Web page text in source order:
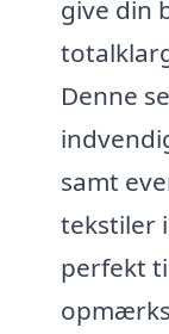
give din
Denne
samt
tekstiler
perfekt